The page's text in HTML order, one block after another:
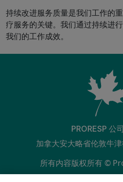
持续改进服务质量是我们工作的
疗服务的关键。我们通过持续进
我们的工作成效。
PRORESP 公
加拿大安大略省伦敦牛
所有内容版权所有 ©